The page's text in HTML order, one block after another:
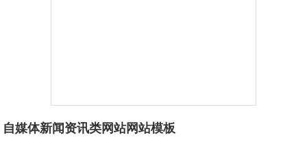
自媒体新闻资讯类网站网站模板